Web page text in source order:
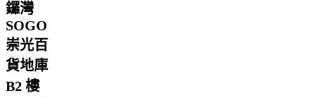
鑼灣
SOGO
崇光百
貨地庫
B2 樓